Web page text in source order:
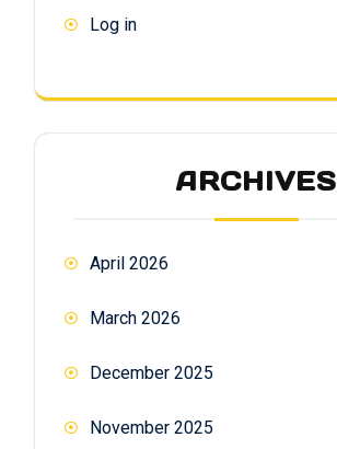
Log in
ARCHIVES
April 2026
March 2026
December 2025
November 2025